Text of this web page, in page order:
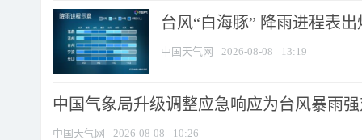
台风“白海豚” 降雨进程表
中国天气网 2026-08-08 13:19
中国气象局升级调整应急响应为台风暴雨
中国天气网 2026-08-08 10:26